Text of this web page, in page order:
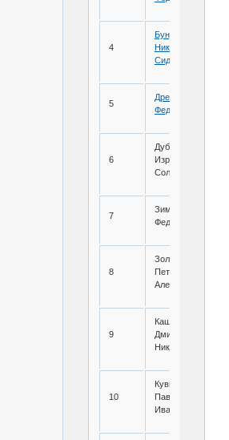
4
Бундуков
Николай
Сидорович
5
Дремов Федор
Федорович
6
Дубров
Израиль
Соломонович
7
Зима Григорий
Федорович
8
Золоторев
Петр
Александрович
9
Кашин
Дмитрий
Никитович
10
Кувшинов
Павел
Иванович